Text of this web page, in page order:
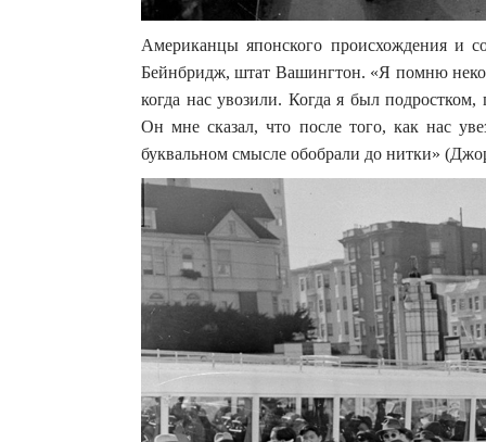
Американцы японского происхождения и
Бейнбридж, штат Вашингтон. «Я помню
когда нас увозили. Когда я был
Он мне сказал, что после того, как нас
буквальном смысле обобрали до нитки»